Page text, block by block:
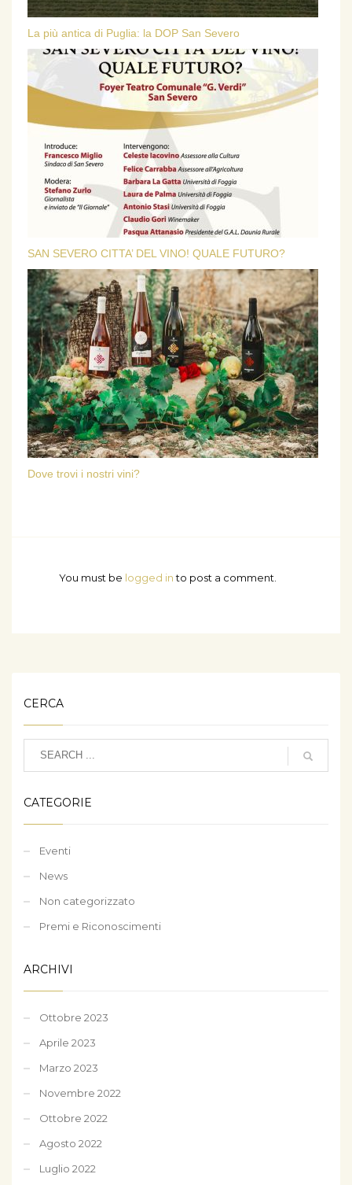
La più antica di Puglia: la DOP San Severo
SAN SEVERO CITTA’ DEL VINO! QUALE FUTURO?
Dove trovi i nostri vini?
You must be logged into post a comment.
CERCA
CATEGORIE
Eventi
News
Non categorizzato
Premi e Riconoscimenti
ARCHIVI
Ottobre 2023
Aprile 2023
Marzo 2023
Novembre 2022
Ottobre 2022
Agosto 2022
Luglio 2022